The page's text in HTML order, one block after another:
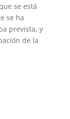
se está
se ha
prevista, y
de la